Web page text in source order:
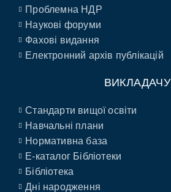
Проблемна НДР
Наукові форуми
Фахові видання
Електронний архів публікацій
ВИКЛАДАЧУ
Стандарти вищої освіти
Навчальні плани
Нормативна база
E-каталог Бібліотеки
Бібліотека
Дні народження